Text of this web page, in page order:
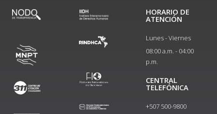
HORARIO DE
ATENCIÓN
Lunes - Viernes
08:00 a.m. - 04:00
p.m.
CENTRAL
TELEFÓNICA
+507 500-9800